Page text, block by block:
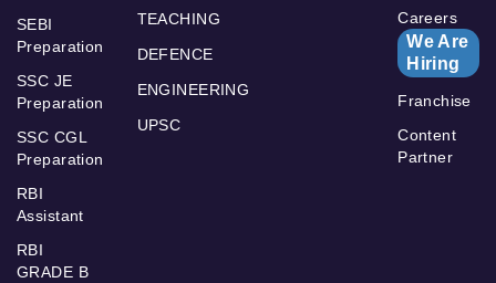
SEBI
Preparation
SSC JE
Preparation
SSC CGL
Preparation
RBI
Assistant
RBI
GRADE B
TEACHING
DEFENCE
ENGINEERING
UPSC
Careers
We Are
Hiring
Franchise
Content
Partner